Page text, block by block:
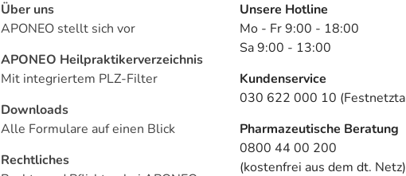
Über uns
APONEO stellt sich vor
APONEO Heilpraktikerverzeichnis
Mit integriertem PLZ-Filter
Downloads
Alle Formulare auf einen Blick
Rechtliches
Unsere Hotline
Mo - Fr 9:00 - 18:00
Sa 9:00 - 13:00
Kundenservice
030 622 000 10
Pharmazeutische Beratung
0800 44 00 200
(kostenfrei aus dem dt. Netz)